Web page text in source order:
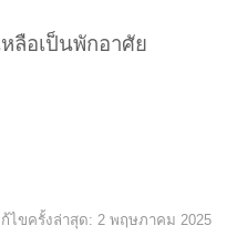
ลือเป็นพักอาศัย
ไขครั้งล่าสุด: 2 พฤษภาคม 2025